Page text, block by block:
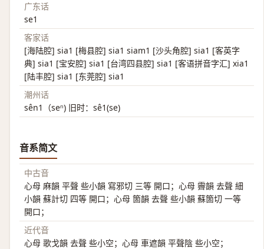
广东话
se1
客家话
[海陆腔] sia1 [梅县腔] sia1 siam1 [沙头角腔] sia1 [客英字
典] sia1 [宝安腔] sia1 [台湾四县腔] sia1 [客语拼音字汇] xia1
[陆丰腔] sia1 [东莞腔] sia1
潮州话
sên1（seⁿ) 旧时：sê1(se)
音系简文
中古音
心母 麻韻 平聲 些小韻 寫邪切 三等 開口；心母 霽韻 去聲 細
小韻 蘇計切 四等 開口；心母 箇韻 去聲 些小韻 蘇箇切 一等
開口；
近代音
心母 歌戈韻 去聲 些小空；心母 車遮韻 平聲陰 些小空；